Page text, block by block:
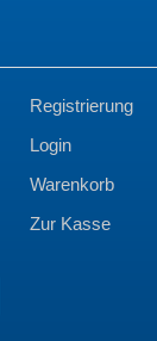
Registrierung
Login
Warenkorb
Zur Kasse